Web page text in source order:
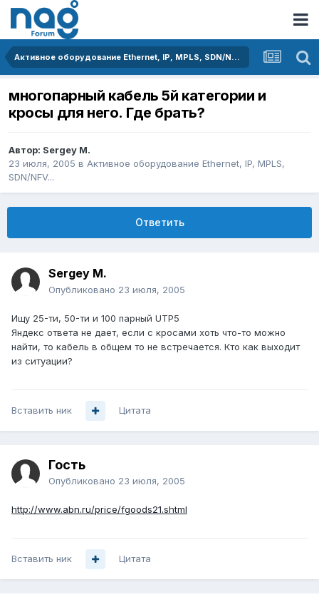
Активное оборудование Ethernet, IP, MPLS, SDN/NFV...
многопарный кабель 5й категории и
кросы для него. Где брать?
Автор: Sergey M.
23 июля, 2005 в Активное оборудование Ethernet, IP, MPLS,
SDN/NFV...
Ответить
Sergey M.
Опубликовано 23 июля, 2005
Ищу 25-ти, 50-ти и 100 парный UTP5
Яндекс ответа не дает, если с кросами хоть что-то можно
найти, то кабель в общем то не встречается. Кто как выходит
из ситуации?
Вставить ник Цитата
Гость
Опубликовано 23 июля, 2005
http://www.abn.ru/price/fgoods21.shtml
Вставить ник Цитата